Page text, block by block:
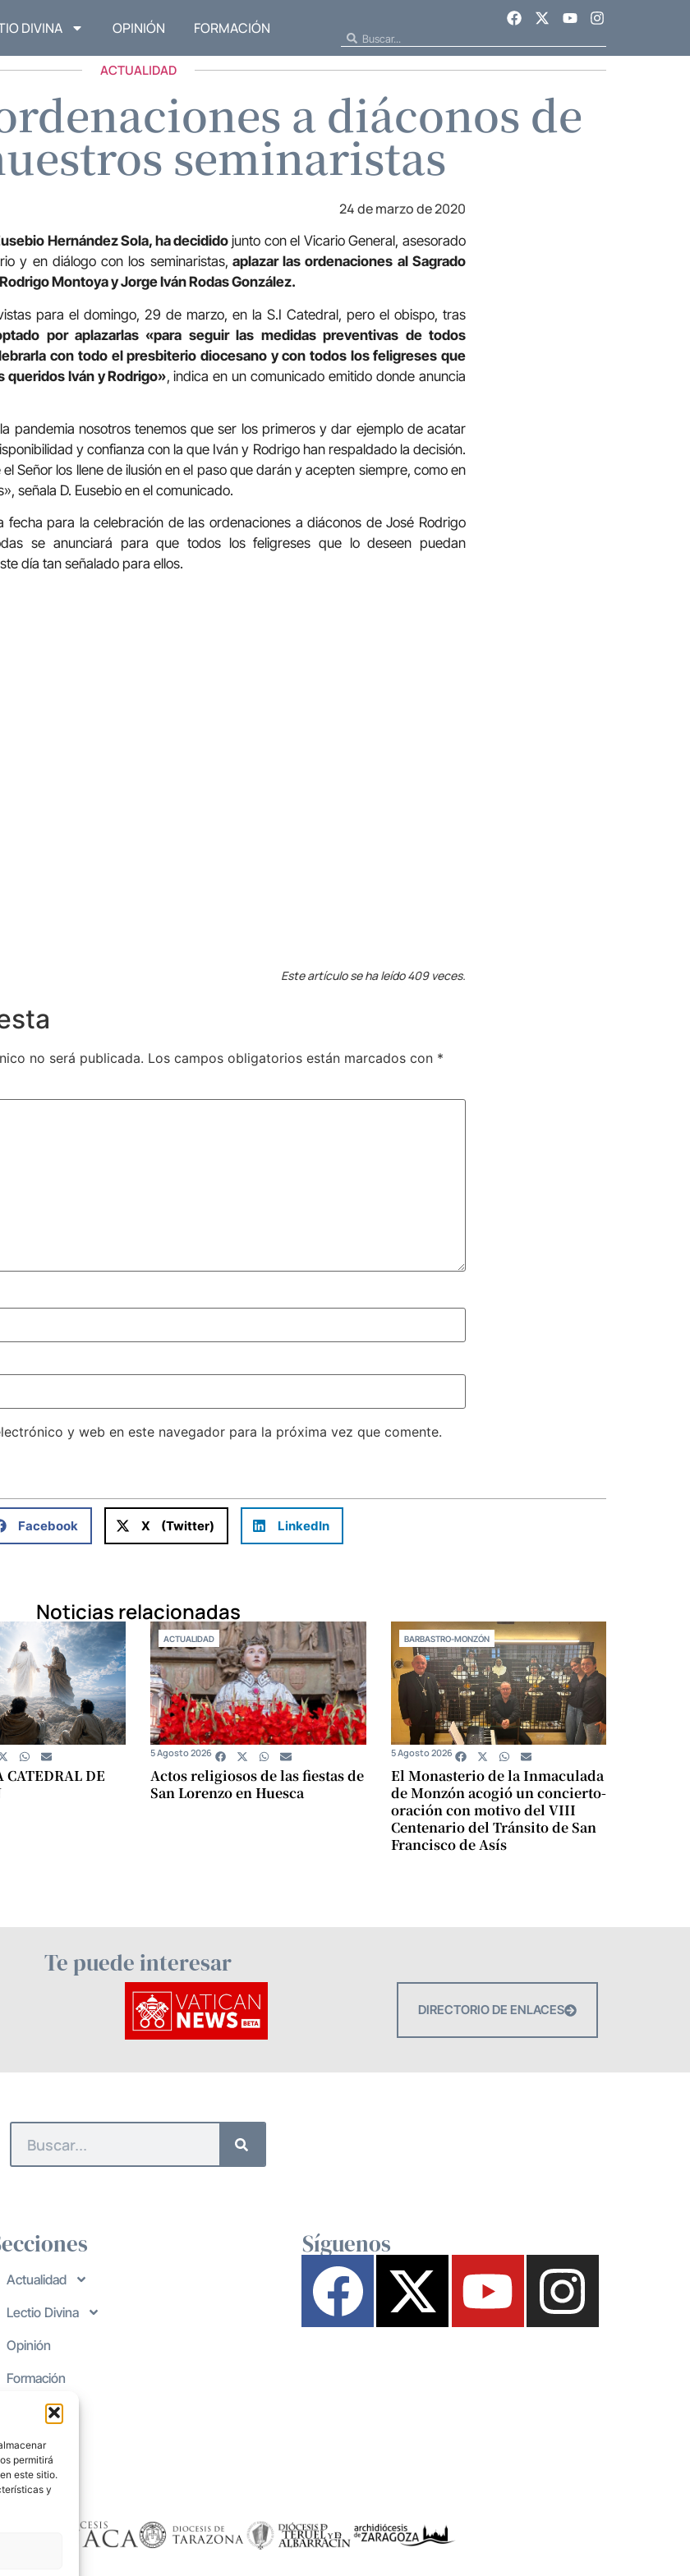
permitirá
este sitio.
y
DIVINA OPINIÓN FORMACIÓN
ACTUALIDAD
a diáconos de
seminaristas
24 de marzo de 2020
Hernández Sola, ha decididojunto con el Vicario General, asesorado
y en diálogo con los seminaristas, aplazar las ordenaciones al Sagrado
Montoya y Jorge Iván Rodas González.
para el domingo, 29 de marzo, en la S.I Catedral, pero el obispo, tras
por aplazarlas «para seguir las medidas preventivas de todos
con todo el presbiterio diocesano y con todos los feligreses que
queridos Iván y Rodrigo», indica en un comunicado emitido donde anuncia
pandemia nosotros tenemos que ser los primeros y dar ejemplo de acatar
y confianza con la que Iván y Rodrigo han respaldado la decisión.
Señor los llene de ilusión en el paso que darán y acepten siempre, como en
señala D. Eusebio en el comunicado.
fecha para la celebración de las ordenaciones a diáconos de José Rodrigo
se anunciará para que todos los feligreses que lo deseen puedan
día tan señalado para ellos.
Este artículo se ha leído 409 veces.
no será publicada. Los campos obligatorios están marcados con *
y web en este navegador para la próxima vez que comente.
Facebook X (Twitter) LinkedIn
Noticias relacionadas
CATEDRAL DE
ACTUALIDAD
Actos religiosos de las fiestas de
San Lorenzo en Huesca
5 Agosto 2026
BARBASTRO-MONZÓN
El Monasterio de la Inmaculada
de Monzón acogió un concierto-
oración con motivo del VIII
Centenario del Tránsito de San
Francisco de Asís
5 Agosto 2026
Te puede interesar
DIRECTORIO DE ENLACES
Actualidad
Lectio Divina
Opinión
Formación
Síguenos